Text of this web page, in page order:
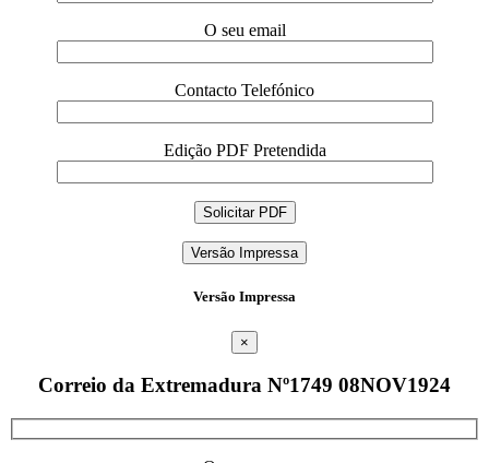
O seu email
Contacto Telefónico
Edição PDF Pretendida
Versão Impressa
Versão Impressa
×
Correio da Extremadura Nº1749 08NOV1924